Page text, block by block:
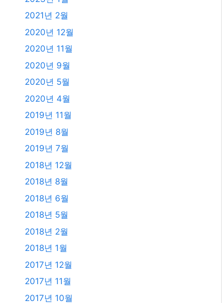
2019년 7월
2018년 12월
2018년 8월
2018년 6월
2018년 5월
2018년 2월
2018년 1월
2017년 12월
2017년 11월
2017년 10월
2017년 7월
2011년 3월
2009년 12월
2008년 9월
2008년 3월